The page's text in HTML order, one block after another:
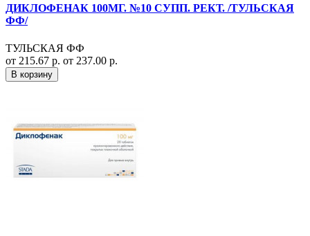
ДИКЛОФЕНАК 100МГ. №10 СУПП. РЕКТ. /ТУЛЬСКАЯ
ФФ/
ТУЛЬСКАЯ ФФ
от 215.67 р. от 237.00 р.
В корзину